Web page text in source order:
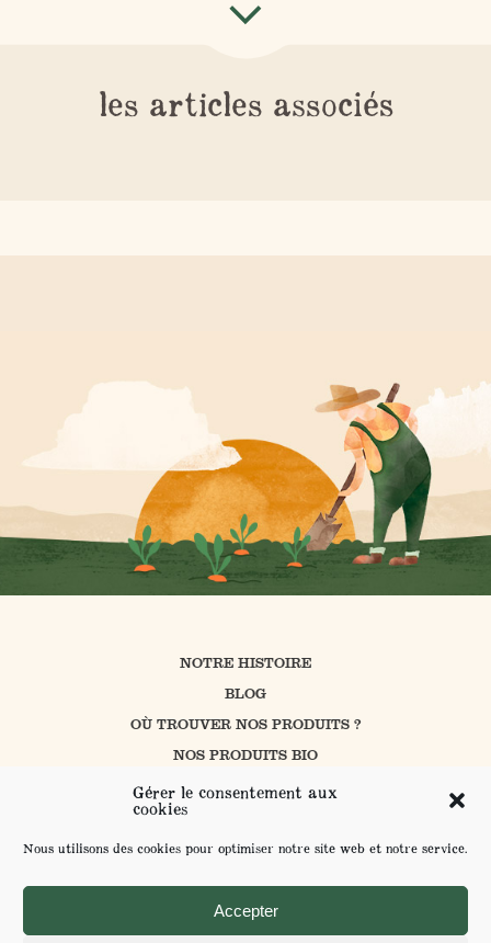
Gérer le consentement aux
cookies
Nous utilisons des cookies pour optimiser notre site web et notre service.
Accepter
les articles associés
NOTRE HISTOIRE
BLOG
OÙ TROUVER NOS PRODUITS ?
NOS PRODUITS BIO
CUISINER AVEC PROSAIN
NOS ENGAGEMENTS
CONTACT
ENVOYER VOS SUGGESTIONS